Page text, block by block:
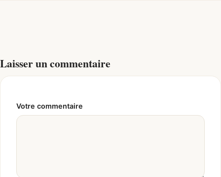
Laisser un commentaire
Votre commentaire